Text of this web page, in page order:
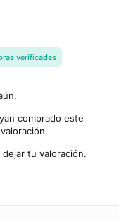
verificadas
comprado este
tu valoración.